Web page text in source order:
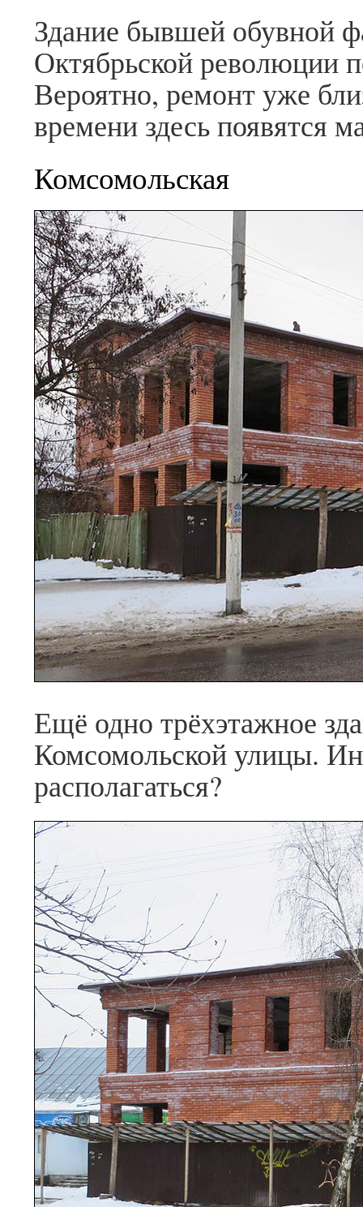
Здание бывшей обувной
Октябрьской революции
Вероятно, ремонт уже
времени здесь появятся
Комсомольская
Ещё одно трёхэтажное
Комсомольской улицы.
располагаться?